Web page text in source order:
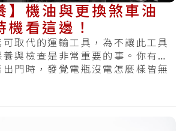
】機油與更換煞車油
看這邊！
取代的運輸工具，為不讓此工具
與檢查是非常重要的事。你有碰
門時，發覺電瓶沒電怎麼樣皆無